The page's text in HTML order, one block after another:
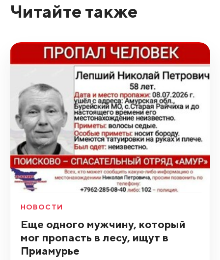
Читайте также
НОВОСТИ
Еще одного мужчину, который
мог пропасть в лесу, ищут в
Приамурье